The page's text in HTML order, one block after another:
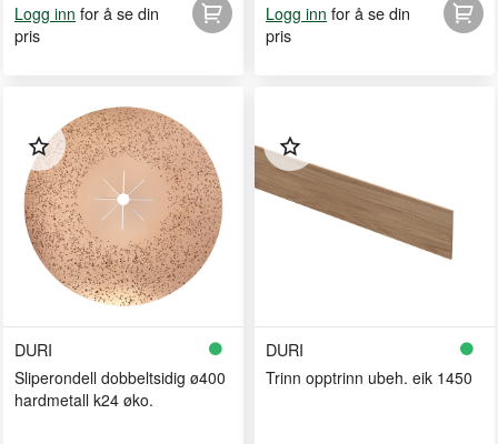
Logg inn for å se din
pris
Logg inn for å se din
pris
DURI
Sliperondell dobbeltsidig ø400
hardmetall k24 øko.
DURI
Trinn opptrinn ubeh. eik 1450